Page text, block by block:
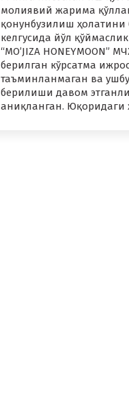
молиявий жарима
қонунбузилиш
келгусида йўл
“MO’JIZA HONEYMOON”
берилган кўрсатма
таъминланмаган ва
берилиши давом
аниқланган. Юқоридаги